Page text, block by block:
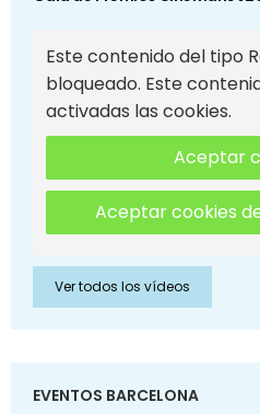
Este contenido del tipo
bloqueado. Este
activadas las cookies.
Aceptar
Aceptar cookies
Ver todos los vídeos
EVENTOS BARCELONA